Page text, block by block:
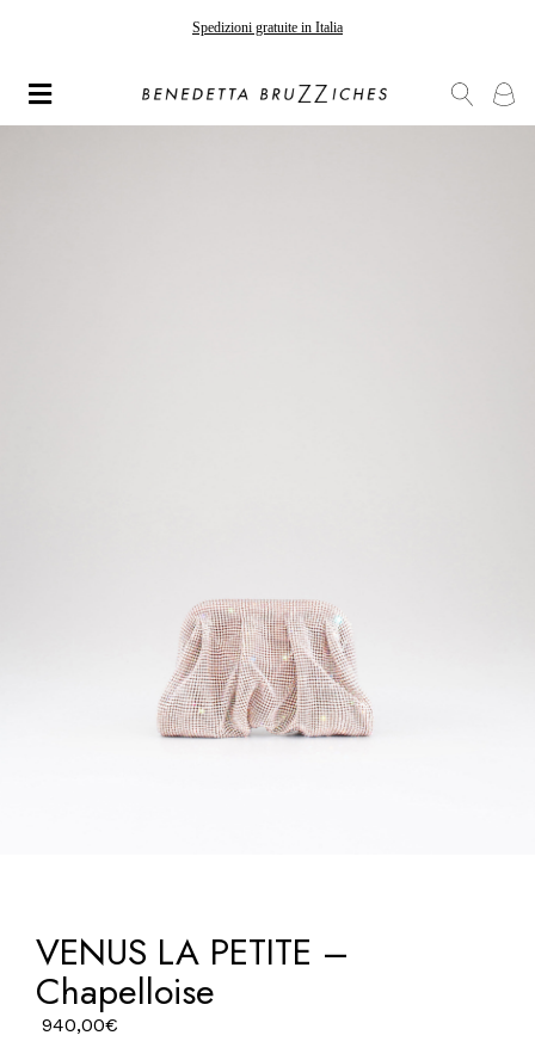
Spedizioni gratuite in Italia
Gli ordini effettuati dopo il 7 agosto saranno spediti a partire dal 24 agosto
VENUS LA PETITE –
Chapelloise
940,00€